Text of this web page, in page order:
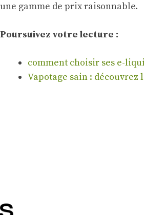
une gamme de prix raisonnable.
Poursuivez votre lecture :
comment choisir ses e-
Vapotage sain :